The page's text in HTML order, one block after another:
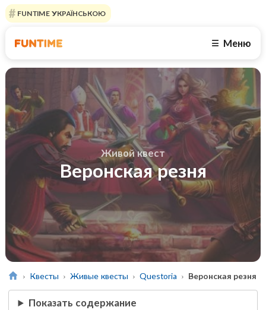
FUNTIME УКРАЇНСЬКОЮ
☰ Меню
Живой квест
Веронская резня
Квесты Живые квесты Questoria Веронская резня
Показать содержание